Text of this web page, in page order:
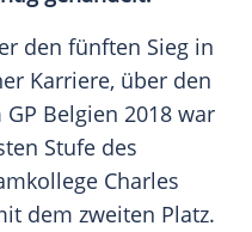
den fünften Sieg in
Karriere, über den
Belgien 2018 war
Stufe des
Charles
dem zweiten Platz.